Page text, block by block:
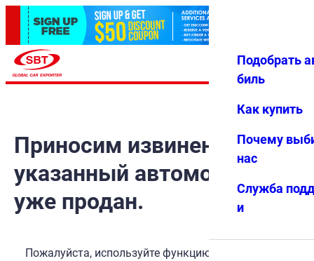
Избранн
Меню
Подобрать
биль
Как купить
Почему
нас
Служба
и
Приносим извинения, но
указанный автомобиль
уже продан.
Пожалуйста, используйте функцию поиска, чтобы